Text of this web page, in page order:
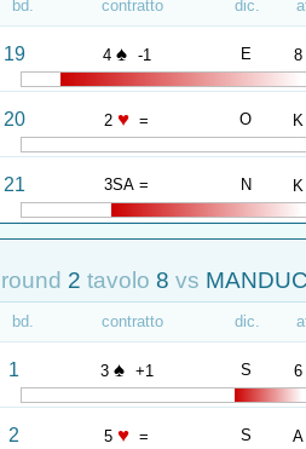
bd. contratto dic.
19 4 ♠ -1 E 8
20 2 ♥ = O K
21 3SA = N K
round 2 tavolo 8 vs
bd. contratto dic.
1 3 ♠ +1 S 6
2 5 ♥ = S A